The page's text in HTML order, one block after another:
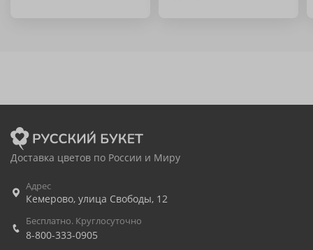
Доставка цветов по России и Миру
Адрес
Кемерово, улица Свободы, 12
Бесплатно. Круглосуточно
8-800-333-0905